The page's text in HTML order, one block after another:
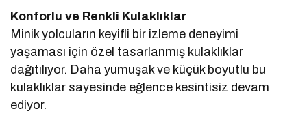
Konforlu ve Renkli Kulaklıklar
Minik yolcuların keyifli bir izleme deneyimi
yaşaması için özel tasarlanmış kulaklıklar
dağıtılıyor. Daha yumuşak ve küçük boyutlu bu
kulaklıklar sayesinde eğlence kesintisiz devam
ediyor.